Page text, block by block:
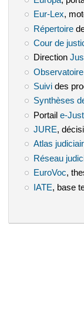
Eur-Lex(le
,
Répertoire(le
Cour de
Direction
Suivi(le lien
des
Synthèses
Portail e-
JURE(le lien
,
Atlas
Réseau
EuroVoc(le
,
IATE (le lien
, base